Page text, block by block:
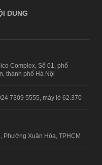
DUNG
Complex, Số 01, phố
thành phố Hà Nội
7309 5555, máy lẻ 62.370
Phường Xuân Hòa, TPHCM